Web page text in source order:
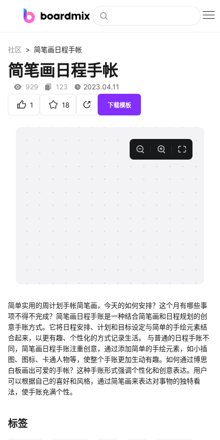
社区资源
下载
会员
客户案例
支持
帮助中心
社区 > 简笔画日程手帐
简笔画日程手帐
929 123 2023.04.11
1 18 下载模板
简单实用的周计划手帐简笔画，今天的如何安排？这个月有哪些事
项不得不完成？简笔画日程手账是一种结合简笔画和日程规划的创
意手账方式。它将日程安排、计划和目标设定与简单的手绘元素结
合起来，以更有趣、个性化的方式记录生活。 与普通的日程手账不
同，简笔画日程手账注重创意，通过添加简单的手绘元素，如小插
图、图标、卡通人物等，使整个手账更加生动有趣。如何通过博思
白板画出可爱的手帐？这种手账形式强调个性化和创意表达。用户
可以根据自己的喜好和风格，通过简笔画来表达对事物的独特看
法，使手账充满个性。
标签